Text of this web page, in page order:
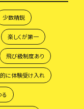
少数精鋭
楽しくが第一
飛び級制度あり
に体験受け入れ